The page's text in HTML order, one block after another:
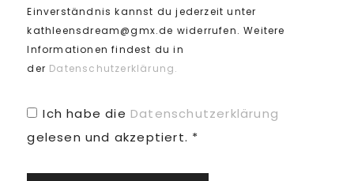
Einverständnis kannst du jederzeit unter
kathleensdream@gmx.de widerrufen. Weitere
Informationen findest du in
der Datenschutzerklärung.
Ich habe die Datenschutzerklärung
gelesen und akzeptiert. *